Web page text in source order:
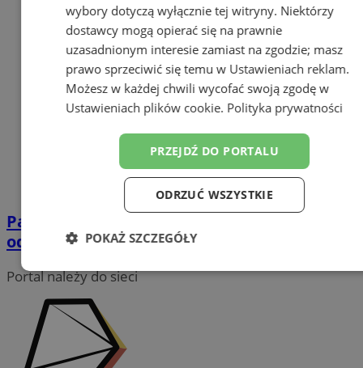
Pamiętajcie o obowiązku zgłaszania
odpadów zawierających azbest
Portal należy do sieci
wybory dotyczą wyłącznie tej witryny. Niektórzy
dostawcy mogą opierać się na prawnie
uzasadnionym interesie zamiast na zgodzie; masz
prawo sprzeciwić się temu w Ustawieniach reklam.
Możesz w każdej chwili wycofać swoją zgodę w
Ustawieniach plików cookie. Polityka prywatności
PRZEJDŹ DO PORTALU
ODRZUĆ WSZYSTKIE
POKAŻ SZCZEGÓŁY
Niezbędne Wydajność Targetowanie
Funkcjonalność